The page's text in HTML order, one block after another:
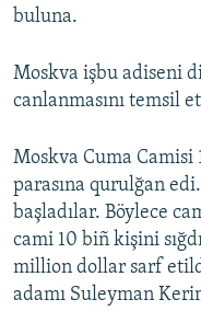
buluna.
Moskva işbu adiseni
canlanmasını temsil
Moskva Cuma Camisi
parasına qurulğan
başladılar. Böylece
cami 10 biñ kişini
million dollar sarf
adamı Suleyman